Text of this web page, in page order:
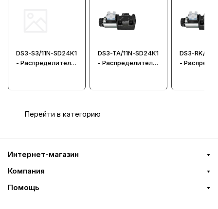
DS3-S3/11N-SD24K1
- Распределитель
DS3-TA/11N-SD24K1
- Распределитель
DS3-RK/
-
Перейти в категорию
Интернет-магазин
Компания
Помощь